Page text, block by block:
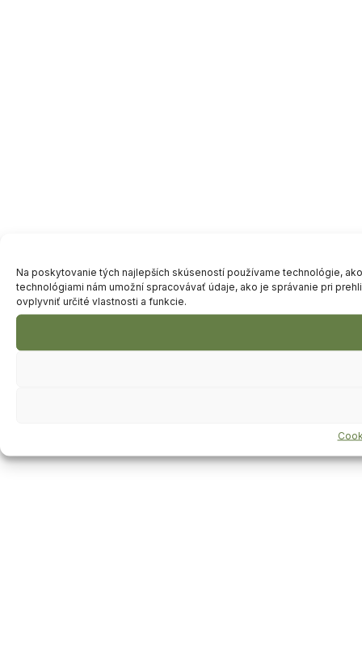
Na poskytovanie tých najlepších skúseností používame technológie,
technológiami nám umožní spracovávať údaje, ako je správanie pri
ovplyvniť určité vlastnosti a funkcie.